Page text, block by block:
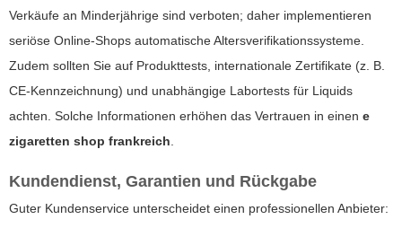
Verkäufe an Minderjährige sind verboten; daher implementieren
seriöse Online-Shops automatische Altersverifikationssysteme.
Zudem sollten Sie auf Produkttests, internationale Zertifikate (z. B.
CE-Kennzeichnung) und unabhängige Labortests für Liquids
achten. Solche Informationen erhöhen das Vertrauen in einen e
zigaretten shop frankreich
Kundendienst, Garantien und Rückgabe
Guter Kundenservice unterscheidet einen professionellen Anbieter: